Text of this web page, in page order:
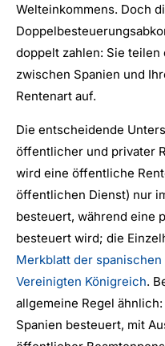
Welteinkommens. Doch
doppelt zahlen: Sie
zwischen Spanien und
Rentenart auf.
Die entscheidende
öffentlicher und privater
wird eine öffentliche
öffentlichen Dienst) nur
besteuert, während eine
besteuert wird; die
Merkblatt der
Vereinigten Königreich.
allgemeine Regel
Spanien besteuert, mit